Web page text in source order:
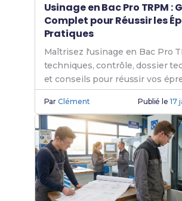
Usinage en Bac Pro TRPM :
Complet pour Réussir les
Pratiques
Maîtrisez l'usinage en Bac Pro
techniques, contrôle, dossier
et conseils pour réussir vos
pratiques.
ParClément Publié le 17